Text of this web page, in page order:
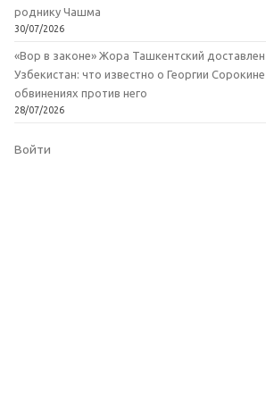
роднику Чашма
30/07/2026
«Вор в законе» Жора Ташкентский доставлен
Узбекистан: что известно о Георгии Сорокине
обвинениях против него
28/07/2026
Войти